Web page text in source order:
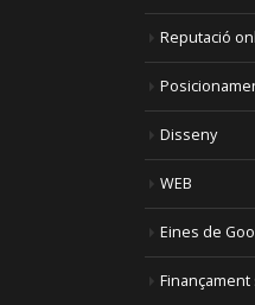
Reputació
Disseny
WEB
Eines de
Finançament